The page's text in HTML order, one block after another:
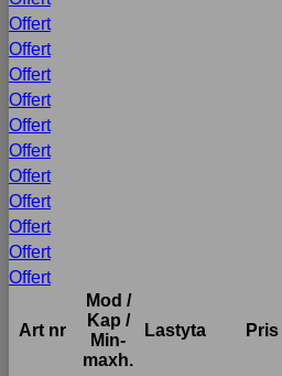
Offert
Offert
Offert
Offert
Offert
Offert
Offert
Offert
Offert
Offert
Offert
Art nr
Mod /
Kap /
Min-
maxh.
Lastyta Pris